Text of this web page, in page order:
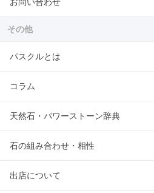
その他
パスクルとは
コラム
天然石・パワーストーン辞典
石の組み合わせ・相性
出店について